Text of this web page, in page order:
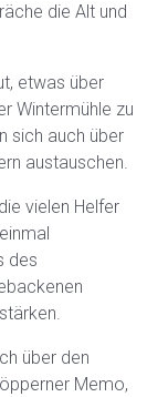
die Alt und
etwas über
Wintermühle zu
sich auch über
austauschen.
vielen Helfer
des
über den
Memo,